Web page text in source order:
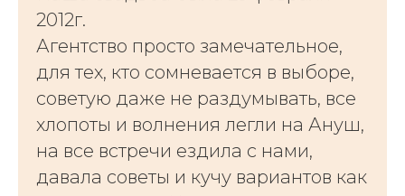
2012г.
Агентство просто замечательное,
для тех, кто сомневается в выборе,
советую даже не раздумывать, все
хлопоты и волнения легли на Ануш,
на все встречи ездила с нами,
давала советы и кучу вариантов как